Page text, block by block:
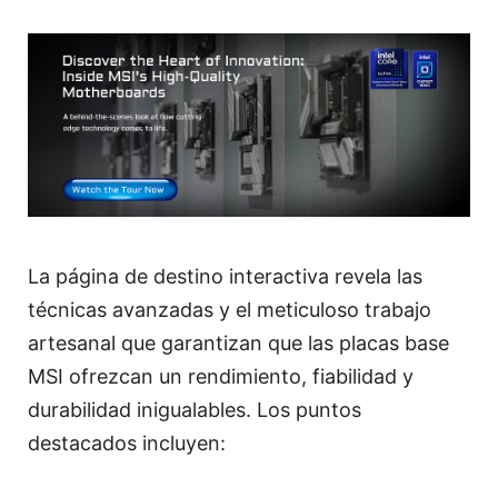
La página de destino interactiva revela las
técnicas avanzadas y el meticuloso trabajo
artesanal que garantizan que las placas base
MSI ofrezcan un rendimiento, fiabilidad y
durabilidad inigualables. Los puntos
destacados incluyen: